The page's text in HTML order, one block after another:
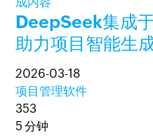
DeepSeek集成
助力项目智能生
2026-03-18
项目管理软件
353
5 分钟